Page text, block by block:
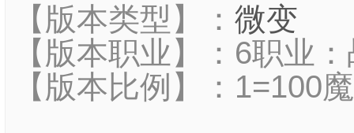
【版本类型】： 微变
【版本职业】：6职业
【版本比例】：1=100